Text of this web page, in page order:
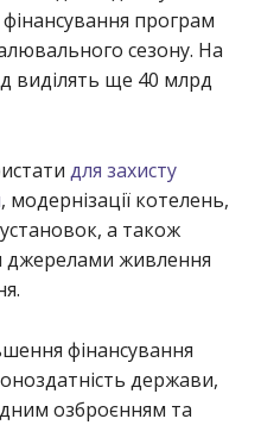
програм
сезону. На
виділять ще 40 млрд
для захисту
, модернізації котелень,
а також
джерелами живлення
фінансування
держави,
озброєнням та